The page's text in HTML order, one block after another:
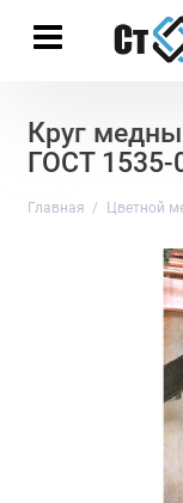
Круг
ГОСТ 1535-
Главная Цветной